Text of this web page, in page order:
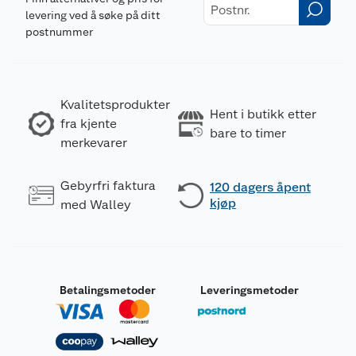
levering ved å søke på ditt
postnummer
Kvalitetsprodukter
fra kjente
merkevarer
Hent i butikk etter
bare to timer
Gebyrfri faktura
med Walley
120 dagers åpent
kjøp
Betalingsmetoder Leveringsmetoder